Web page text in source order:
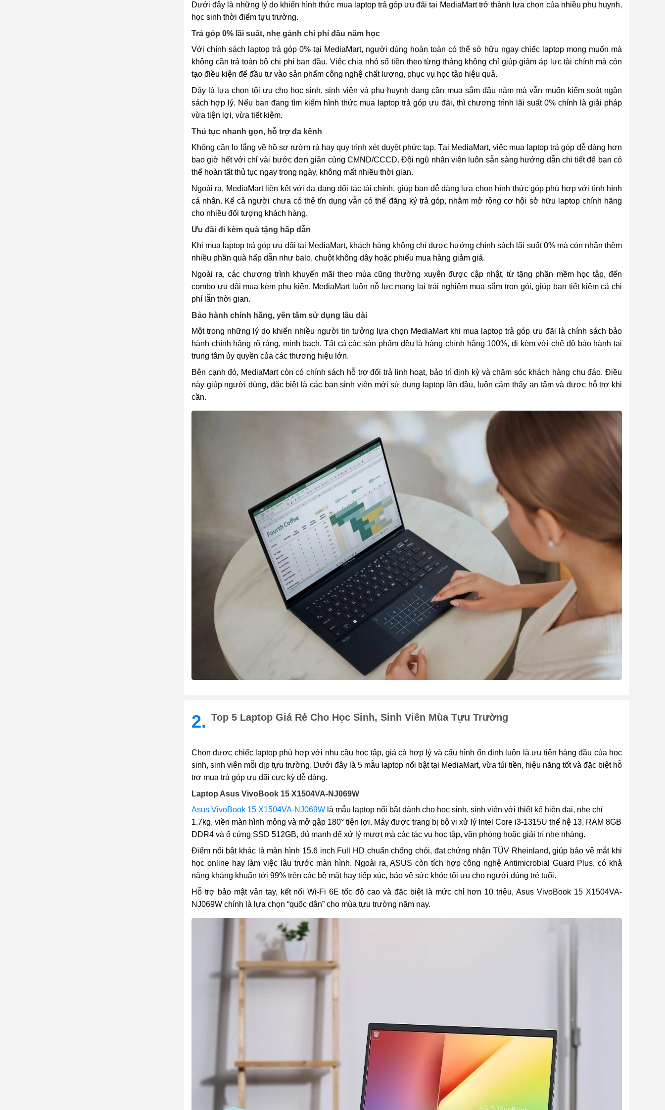
Dưới đây là những lý do khiến hình thức mua laptop trả góp ưu đãi tại MediaMart trở thành lựa chọn của nhiều phụ huynh,
học sinh thời điểm tựu trường.
Trả góp 0% lãi suất, nhẹ gánh chi phí đầu năm học
Với chính sách laptop trả góp 0% tại MediaMart, người dùng hoàn toàn có thể sở hữu ngay chiếc laptop mong muốn mà
không cần trả toàn bộ chi phí ban đầu. Việc chia nhỏ số tiền theo từng tháng không chỉ giúp giảm áp lực tài chính mà còn
tạo điều kiện để đầu tư vào sản phẩm công nghệ chất lượng, phục vụ học tập hiệu quả.
Đây là lựa chọn tối ưu cho học sinh, sinh viên và phụ huynh đang cần mua sắm đầu năm mà vẫn muốn kiểm soát ngân
sách hợp lý. Nếu bạn đang tìm kiếm hình thức mua laptop trả góp ưu đãi, thì chương trình lãi suất 0% chính là giải pháp
vừa tiện lợi, vừa tiết kiệm.
Thủ tục nhanh gọn, hỗ trợ đa kênh
Không cần lo lắng về hồ sơ rườm rà hay quy trình xét duyệt phức tạp. Tại MediaMart, việc mua laptop trả góp dễ dàng hơn
bao giờ hết với chỉ vài bước đơn giản cùng CMND/CCCD. Đội ngũ nhân viên luôn sẵn sàng hướng dẫn chi tiết để bạn có
thể hoàn tất thủ tục ngay trong ngày, không mất nhiều thời gian.
Ngoài ra, MediaMart liên kết với đa dạng đối tác tài chính, giúp bạn dễ dàng lựa chọn hình thức góp phù hợp với tình hình
cá nhân. Kể cả người chưa có thẻ tín dụng vẫn có thể đăng ký trả góp, nhằm mở rộng cơ hội sở hữu laptop chính hãng
cho nhiều đối tượng khách hàng.
Ưu đãi đi kèm quà tặng hấp dẫn
Khi mua laptop trả góp ưu đãi tại MediaMart, khách hàng không chỉ được hưởng chính sách lãi suất 0% mà còn nhận thêm
nhiều phần quà hấp dẫn như balo, chuột không dây hoặc phiếu mua hàng giảm giá.
Ngoài ra, các chương trình khuyến mãi theo mùa cũng thường xuyên được cập nhật, từ tặng phần mềm học tập, đến
combo ưu đãi mua kèm phụ kiện. MediaMart luôn nỗ lực mang lại trải nghiệm mua sắm trọn gói, giúp bạn tiết kiệm cả chi
phí lẫn thời gian.
Bảo hành chính hãng, yên tâm sử dụng lâu dài
Một trong những lý do khiến nhiều người tin tưởng lựa chọn MediaMart khi mua laptop trả góp ưu đãi là chính sách bảo
hành chính hãng rõ ràng, minh bạch. Tất cả các sản phẩm đều là hàng chính hãng 100%, đi kèm với chế độ bảo hành tại
trung tâm ủy quyền của các thương hiệu lớn.
Bên cạnh đó, MediaMart còn có chính sách hỗ trợ đổi trả linh hoạt, bảo trì định kỳ và chăm sóc khách hàng chu đáo. Điều
này giúp người dùng, đặc biệt là các bạn sinh viên mới sử dụng laptop lần đầu, luôn cảm thấy an tâm và được hỗ trợ khi
cần.
2. Top 5 Laptop Giá Rẻ Cho Học Sinh, Sinh Viên Mùa Tựu Trường
Chọn được chiếc laptop phù hợp với nhu cầu học tập, giá cả hợp lý và cấu hình ổn định luôn là ưu tiên hàng đầu của học
sinh, sinh viên mỗi dịp tựu trường. Dưới đây là 5 mẫu laptop nổi bật tại MediaMart, vừa túi tiền, hiệu năng tốt và đặc biệt hỗ
trợ mua trả góp ưu đãi cực kỳ dễ dàng.
Laptop Asus VivoBook 15 X1504VA-NJ069W
Asus VivoBook 15 X1504VA-NJ069W là mẫu laptop nổi bật dành cho học sinh, sinh viên với thiết kế hiện đại, nhẹ chỉ
1.7kg, viền màn hình mỏng và mở gập 180° tiện lợi. Máy được trang bị bộ vi xử lý Intel Core i3-1315U thế hệ 13, RAM 8GB
DDR4 và ổ cứng SSD 512GB, đủ mạnh để xử lý mượt mà các tác vụ học tập, văn phòng hoặc giải trí nhẹ nhàng.
Điểm nổi bật khác là màn hình 15.6 inch Full HD chuẩn chống chói, đạt chứng nhận TÜV Rheinland, giúp bảo vệ mắt khi
học online hay làm việc lâu trước màn hình. Ngoài ra, ASUS còn tích hợp công nghệ Antimicrobial Guard Plus, có khả
năng kháng khuẩn tới 99% trên các bề mặt hay tiếp xúc, bảo vệ sức khỏe tối ưu cho người dùng trẻ tuổi.
Hỗ trợ bảo mật vân tay, kết nối Wi-Fi 6E tốc độ cao và đặc biệt là mức chỉ hơn 10 triệu, Asus VivoBook 15 X1504VA-
NJ069W chính là lựa chọn “quốc dân” cho mùa tựu trường năm nay.